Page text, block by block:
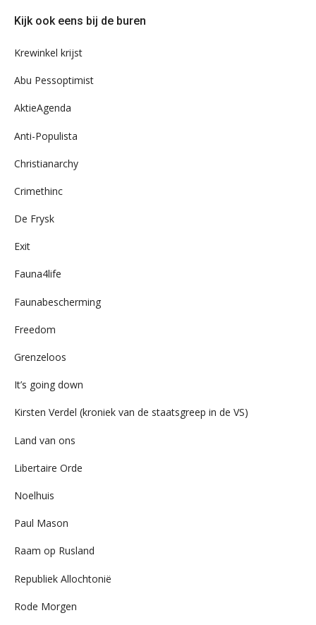
ons
Kijk ook eens bij de buren
Krewinkel krijst
Abu Pessoptimist
AktieAgenda
Anti-Populista
Christianarchy
Crimethinc
De Frysk
Exit
Fauna4life
Faunabescherming
Freedom
Grenzeloos
It’s going down
Kirsten Verdel (kroniek van de staatsgreep in de VS)
Land van ons
Libertaire Orde
Noelhuis
Paul Mason
Raam op Rusland
Republiek Allochtonië
Rode Morgen